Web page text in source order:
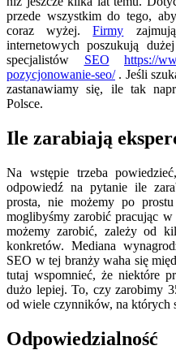
przede wszystkim do tego,
coraz wyżej.Firmy
internetowych poszukują
specjalistów SEO
https://
pozycjonowanie-seo/. Jeśli
zastanawiamy się, ile tak
Polsce.
Ile zarabiają
Na wstępie trzeba
odpowiedź na pytanie ile
prosta, nie możemy po
moglibyśmy zarobić pracując
możemy zarobić, zależy od
konkretów. Mediana
SEO w tej branży waha się
tutaj wspomnieć, że niektóre
dużo lepiej. To, czy zarobimy
od wiele czynników, na których
Odpowiedzialność